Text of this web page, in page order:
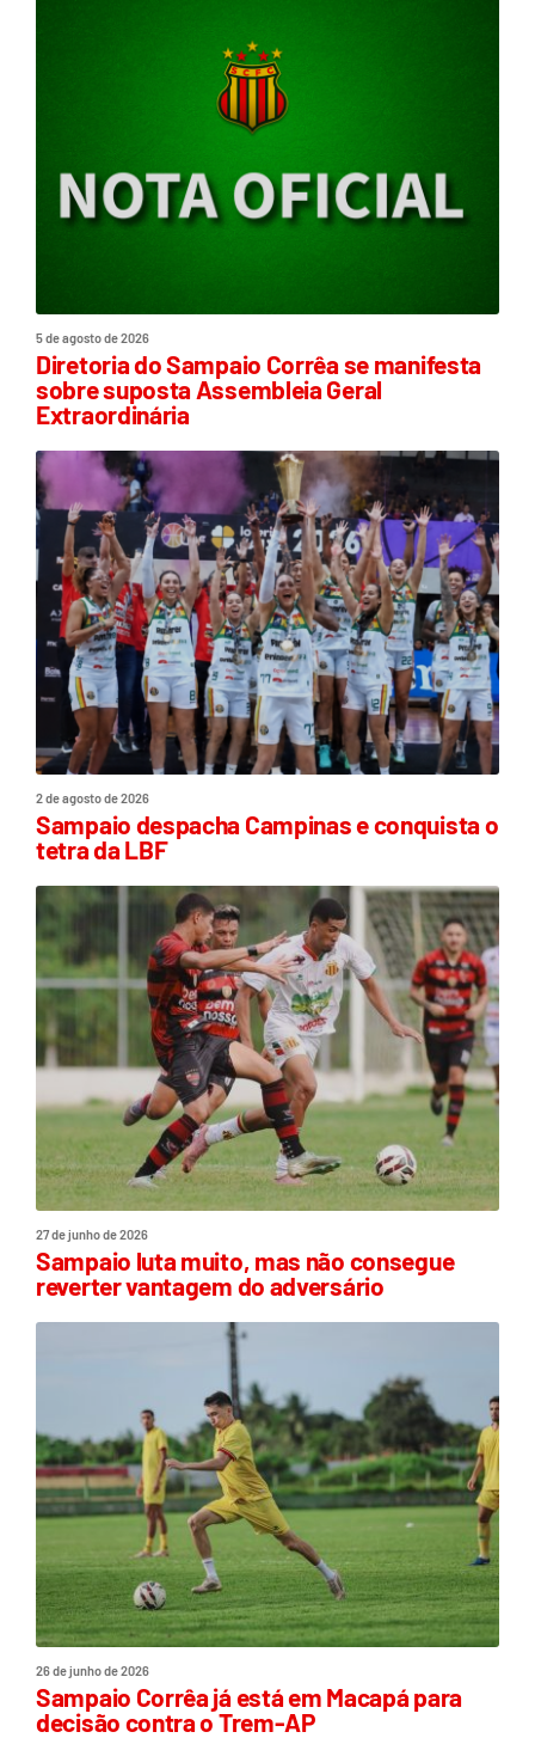
5 de agosto de 2026
Diretoria do Sampaio Corrêa se manifesta
sobre suposta Assembleia Geral
Extraordinária
2 de agosto de 2026
Sampaio despacha Campinas e conquista o
tetra da LBF
27 de junho de 2026
Sampaio luta muito, mas não consegue
reverter vantagem do adversário
26 de junho de 2026
Sampaio Corrêa já está em Macapá para
decisão contra o Trem-AP